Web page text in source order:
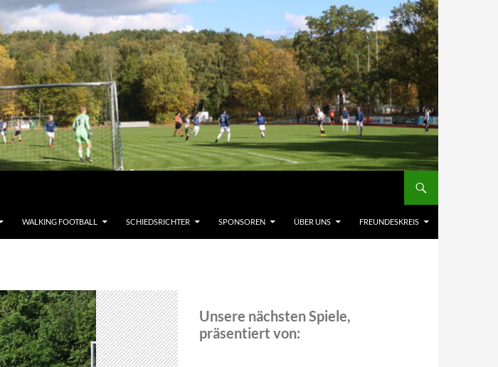
WALKING FOOTBALL SCHIEDSRICHTER SPONSOREN ÜBER UNS FREUNDESKREIS
Unsere nächsten Spiele,
präsentiert von: